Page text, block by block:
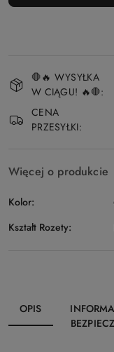
i
dostawa
🛑🔥 WYSYŁKA
W CIĄGU! 🔥🛑:
CENA
PRZESYŁKI:
Więcej o produkcie
Kolor:
Kształt Rozety:
OPIS